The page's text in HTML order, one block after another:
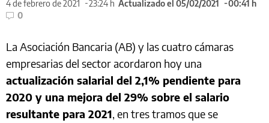
4 de febrero de 2021
23:24 h Actualizado el 05/02/2021
00:41 h
0
La Asociación Bancaria (AB) y las cuatro cámaras
empresarias del sector acordaron hoy una
actualización salarial del 2,1% pendiente para
2020 y una mejora del 29% sobre el salario
resultante para 2021, en tres tramos que se